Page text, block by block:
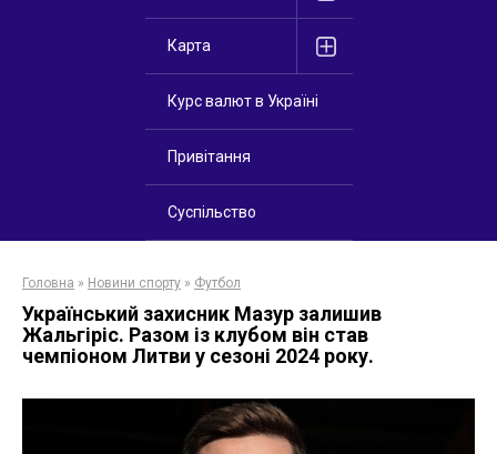
Карта
Курс валют в Україні
Привітання
Суспільство
Головна » Новини спорту » Футбол
Український захисник Мазур залишив
Жальгіріс. Разом із клубом він став
чемпіоном Литви у сезоні 2024 року.